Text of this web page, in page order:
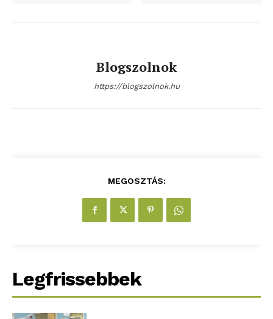
Blogszolnok
https://blogszolnok.hu
MEGOSZTÁS:
Legfrissebbek